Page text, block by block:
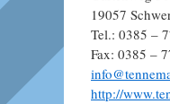
19057
Tel.: 0385 –
Fax: 0385 –
http://